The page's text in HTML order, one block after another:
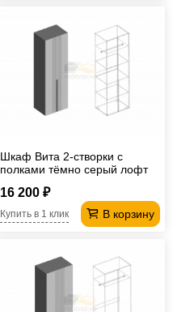
Шкаф Вита 2-створки с
полками тёмно серый лофт
16 200 ₽
В корзину
Купить в 1 клик